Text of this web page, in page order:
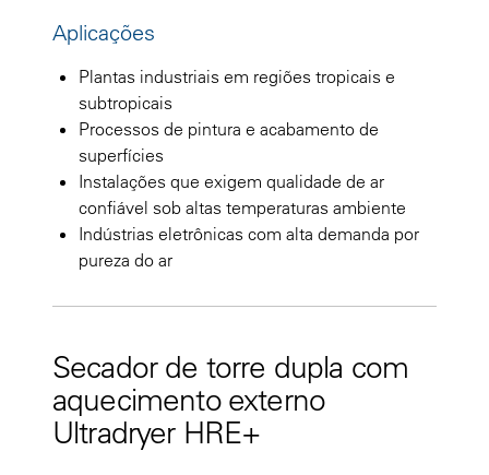
Aplicações
Plantas industriais em regiões tropicais e
subtropicais
Processos de pintura e acabamento de
superfícies
Instalações que exigem qualidade de ar
confiável sob altas temperaturas ambiente
Indústrias eletrônicas com alta demanda por
pureza do ar
Secador de torre dupla com
aquecimento externo
Ultradryer HRE+